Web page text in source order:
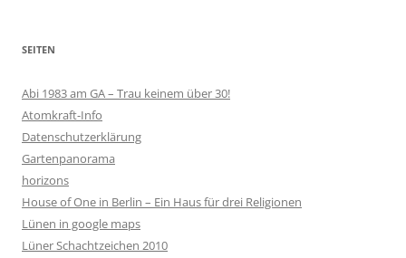
SEITEN
Abi 1983 am GA – Trau keinem über 30!
Atomkraft-Info
Datenschutzerklärung
Gartenpanorama
horizons
House of One in Berlin – Ein Haus für drei Religionen
Lünen in google maps
Lüner Schachtzeichen 2010